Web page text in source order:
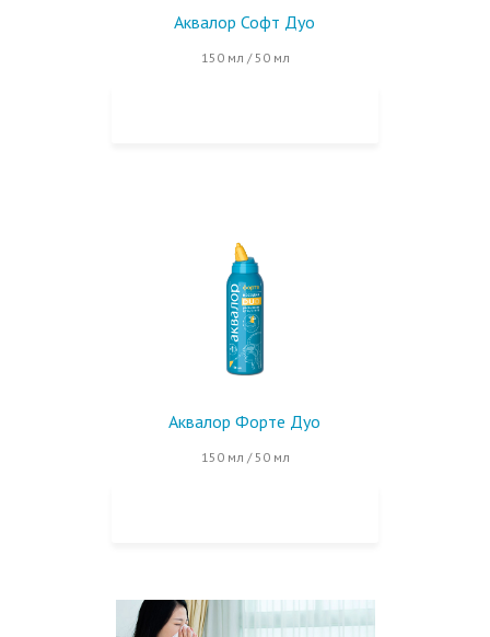
Аквалор Софт Дуо
150 мл / 50 мл
Аквалор Форте Дуо
150 мл / 50 мл